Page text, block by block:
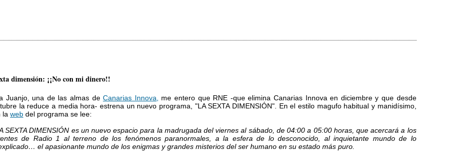
dimensión: ¡¡No con mi dinero!!
Juanjo, una de las almas deCanarias Innova,
me entero que RNE -que elimina Canarias Innova en diciembre y que desde
la reduce a media hora- estrena un nuevo programa, "LA SEXTA DIMENSIÓN". En el estilo magufo habitual y manidísimo,
la webdel programa se lee:
SEXTA DIMENSIÓN es un nuevo espacio para la madrugada del viernes al sábado, de 04:00 a 05:00 horas, que acercará a los
de Radio 1 al terreno de los fenómenos paranormales, a la esfera de lo desconocido, al inquietante mundo de lo
el apasionante mundo de los enigmas y grandes misterios del ser humano en su estado más puro.